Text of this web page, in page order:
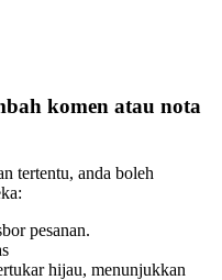
komen atau nota
tertentu, anda boleh
pesanan.
hijau, menunjukkan